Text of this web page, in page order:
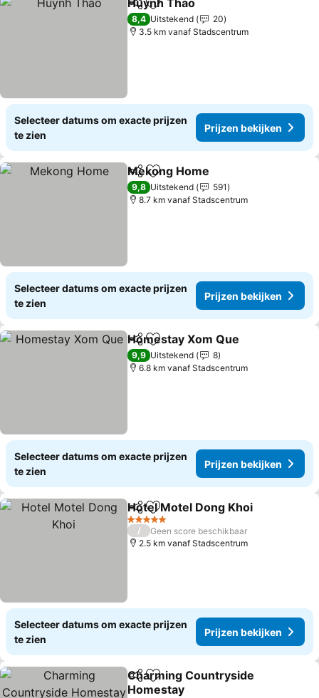
DelenToevoegen aan favorieten
Huynh Thao
8,4 Uitstekend
20
3.5 km vanaf Stadscentrum
Selecteer datums om exacte prijzen
te zien
Prijzen bekijken
DelenToevoegen aan favorieten
Mekong Home
9,8 Uitstekend
591
8.7 km vanaf Stadscentrum
Selecteer datums om exacte prijzen
te zien
Prijzen bekijken
DelenToevoegen aan favorieten
Homestay Xom Que
9,9 Uitstekend
8
6.8 km vanaf Stadscentrum
Selecteer datums om exacte prijzen
te zien
Prijzen bekijken
DelenToevoegen aan favorieten
Hotel Motel Dong Khoi
5 Sterren
/
Geen score beschikbaar
2.5 km vanaf Stadscentrum
Selecteer datums om exacte prijzen
te zien
Prijzen bekijken
DelenToevoegen aan favorieten
Charming Countryside
Homestay